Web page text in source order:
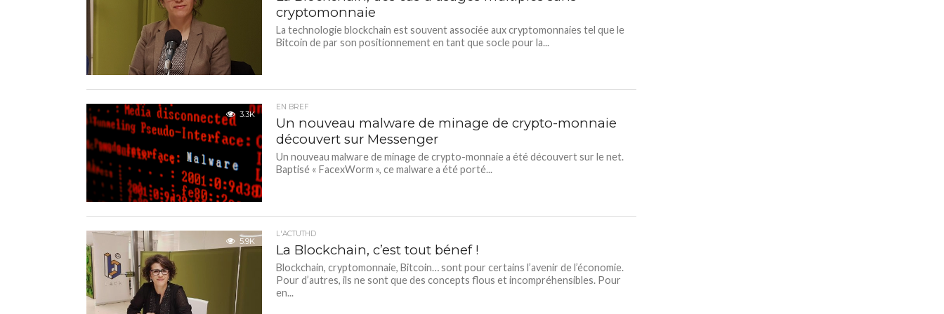
cryptomonnaie
La technologie blockchain est souvent associée aux cryptomonnaies tel que le
Bitcoin de par son positionnement en tant que socle pour la...
3.3K
EN BREF
Un nouveau malware de minage de crypto-monnaie
découvert sur Messenger
Un nouveau malware de minage de crypto-monnaie a été découvert sur le net.
Baptisé « FacexWorm », ce malware a été porté...
5.9K
L'ACTUTHD
La Blockchain, c’est tout bénef !
Blockchain, cryptomonnaie, Bitcoin… sont pour certains l’avenir de l’économie.
Pour d’autres, ils ne sont que des concepts flous et incompréhensibles. Pour
en...